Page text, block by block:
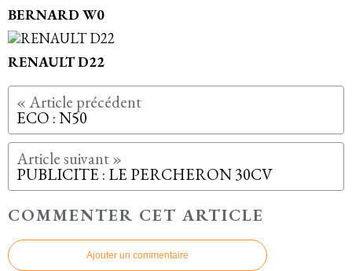
BERNARD W0
RENAULT D22
ECO : N50
PUBLICITE : LE PERCHERON 30CV
COMMENTER CET ARTICLE
Ajouter un commentaire